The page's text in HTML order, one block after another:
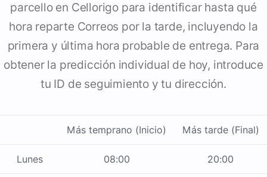
parcello en Cellorigo para identificar hasta qué
hora reparte Correos por la tarde, incluyendo la
primera y última hora probable de entrega. Para
obtener la predicción individual de hoy, introduce
tu ID de seguimiento y tu dirección.
Más temprano (Inicio) Más tarde (Final)
Lunes 08:00 20:00